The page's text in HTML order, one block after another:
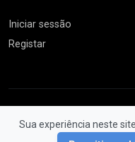
Sua experiência neste
Iniciar sessão
Registar
© 2026 Feira da